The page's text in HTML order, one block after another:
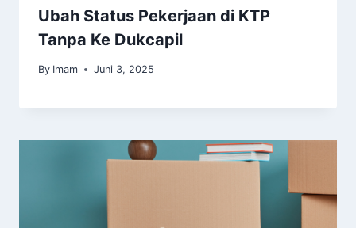
Ubah Status Pekerjaan di KTP
Tanpa Ke Dukcapil
By Imam Juni 3, 2025